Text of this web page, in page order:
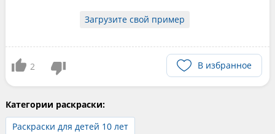
Загрузите свой пример
2 В избранное
Категории раскраски:
Раскраски для детей 10 лет